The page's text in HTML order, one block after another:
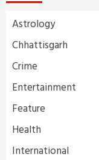
Astrology
Chhattisgarh
Crime
Entertainment
Feature
Health
International